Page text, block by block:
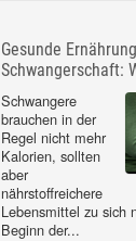
Gesunde
Schwangerschaft:
Schwangere
brauchen in der
Regel nicht mehr
Kalorien, sollten
aber
nährstoffreichere
Lebensmittel zu sich
Beginn der...